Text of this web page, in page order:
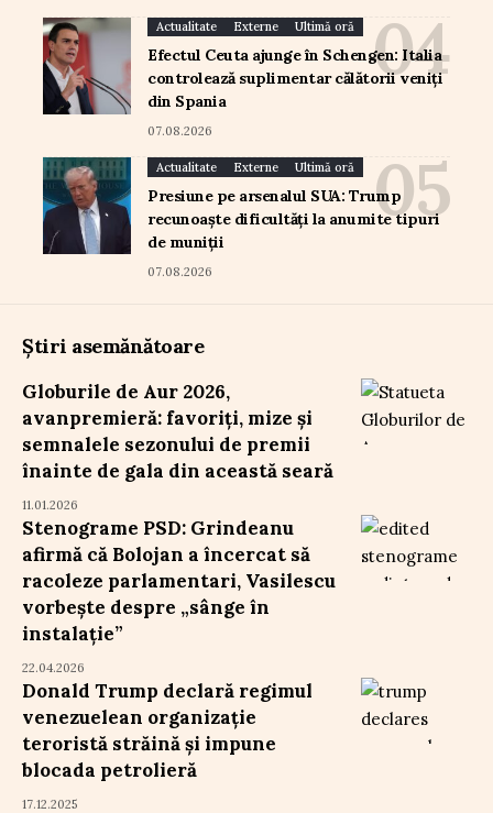
Actualitate Externe Ultimă oră
Efectul Ceuta ajunge în Schengen: Italia
controlează suplimentar călătorii veniți
din Spania
07.08.2026
Actualitate Externe Ultimă oră
Presiune pe arsenalul SUA: Trump
recunoaște dificultăți la anumite tipuri
de muniții
07.08.2026
Știri asemănătoare
Globurile de Aur 2026,
avanpremieră: favoriți, mize și
semnalele sezonului de premii
înainte de gala din această seară
11.01.2026
Stenograme PSD: Grindeanu
afirmă că Bolojan a încercat să
racoleze parlamentari, Vasilescu
vorbește despre „sânge în
instalație”
22.04.2026
Donald Trump declară regimul
venezuelean organizație
teroristă străină și impune
blocada petrolieră
17.12.2025